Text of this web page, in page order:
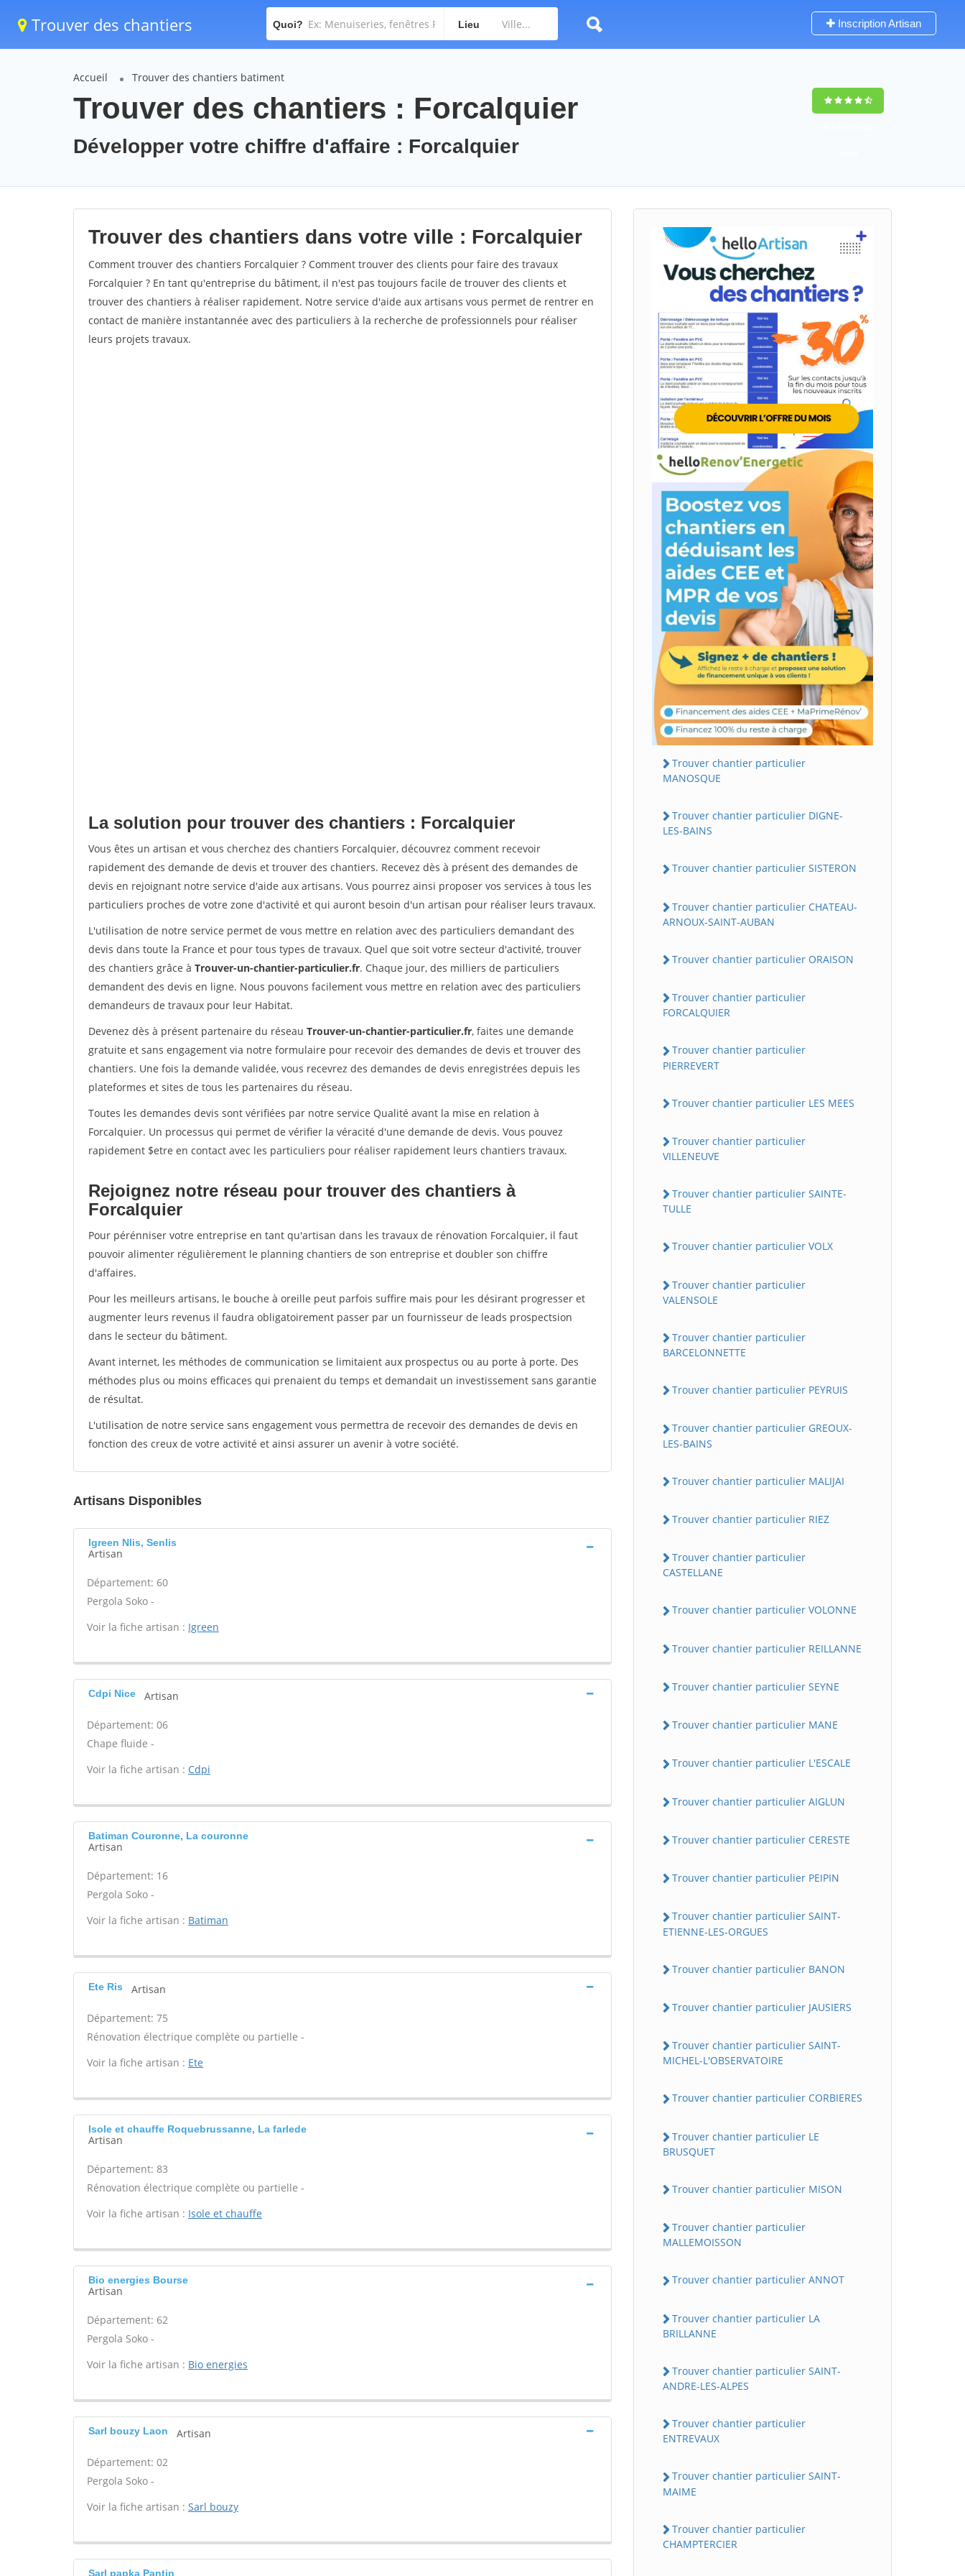
Trouver des chantiers Quoi? Lieu Inscription Artisan
Accueil Trouver des chantiers batiment
Trouver des chantiers : Forcalquier
Développer votre chiffre d'affaire : Forcalquier
Trouver des chantiers dans votre ville : Forcalquier
Comment trouver des chantiers Forcalquier ? Comment trouver des clients pour faire des travaux
Forcalquier ? En tant qu'entreprise du bâtiment, il n'est pas toujours facile de trouver des clients et
trouver des chantiers à réaliser rapidement. Notre service d'aide aux artisans vous permet de rentrer en
contact de manière instantannée avec des particuliers à la recherche de professionnels pour réaliser
leurs projets travaux.
La solution pour trouver des chantiers : Forcalquier
Vous êtes un artisan et vous cherchez des chantiers Forcalquier, découvrez comment recevoir
rapidement des demande de devis et trouver des chantiers. Recevez dès à présent des demandes de
devis en rejoignant notre service d'aide aux artisans. Vous pourrez ainsi proposer vos services à tous les
particuliers proches de votre zone d'activité et qui auront besoin d'un artisan pour réaliser leurs travaux.
L'utilisation de notre service permet de vous mettre en relation avec des particuliers demandant des
devis dans toute la France et pour tous types de travaux. Quel que soit votre secteur d'activité, trouver
des chantiers grâce à Trouver-un-chantier-particulier.fr. Chaque jour, des milliers de particuliers
demandent des devis en ligne. Nous pouvons facilement vous mettre en relation avec des particuliers
demandeurs de travaux pour leur Habitat.
Devenez dès à présent partenaire du réseau Trouver-un-chantier-particulier.fr, faites une demande
gratuite et sans engagement via notre formulaire pour recevoir des demandes de devis et trouver des
chantiers. Une fois la demande validée, vous recevrez des demandes de devis enregistrées depuis les
plateformes et sites de tous les partenaires du réseau.
Toutes les demandes devis sont vérifiées par notre service Qualité avant la mise en relation à
Forcalquier. Un processus qui permet de vérifier la véracité d'une demande de devis. Vous pouvez
rapidement $etre en contact avec les particuliers pour réaliser rapidement leurs chantiers travaux.
Rejoignez notre réseau pour trouver des chantiers à
Forcalquier
Pour pérénniser votre entreprise en tant qu'artisan dans les travaux de rénovation Forcalquier, il faut
pouvoir alimenter régulièrement le planning chantiers de son entreprise et doubler son chiffre
d'affaires.
Pour les meilleurs artisans, le bouche à oreille peut parfois suffire mais pour les désirant progresser et
augmenter leurs revenus il faudra obligatoirement passer par un fournisseur de leads prospectsion
dans le secteur du bâtiment.
Avant internet, les méthodes de communication se limitaient aux prospectus ou au porte à porte. Des
méthodes plus ou moins efficaces qui prenaient du temps et demandait un investissement sans garantie
de résultat.
L'utilisation de notre service sans engagement vous permettra de recevoir des demandes de devis en
fonction des creux de votre activité et ainsi assurer un avenir à votre société.
Artisans Disponibles
Igreen Nlis, Senlis
Artisan
Département: 60
Pergola Soko -
Voir la fiche artisan : Igreen
Cdpi Nice Artisan
Département: 06
Chape fluide -
Voir la fiche artisan : Cdpi
Batiman Couronne, La couronne
Artisan
Département: 16
Pergola Soko -
Voir la fiche artisan : Batiman
Ete Ris Artisan
Département: 75
Rénovation électrique complète ou partielle -
Voir la fiche artisan : Ete
Isole et chauffe Roquebrussanne, La farlede
Artisan
Département: 83
Rénovation électrique complète ou partielle -
Voir la fiche artisan : Isole et chauffe
Bio energies Bourse
Artisan
Département: 62
Pergola Soko -
Voir la fiche artisan : Bio energies
Sarl bouzy Laon Artisan
Département: 02
Pergola Soko -
Voir la fiche artisan : Sarl bouzy
Sarl papka Pantin
Trouver chantier particulier
MANOSQUE
Trouver chantier particulier DIGNE-
LES-BAINS
Trouver chantier particulier SISTERON
Trouver chantier particulier CHATEAU-
ARNOUX-SAINT-AUBAN
Trouver chantier particulier ORAISON
Trouver chantier particulier
FORCALQUIER
Trouver chantier particulier
PIERREVERT
Trouver chantier particulier LES MEES
Trouver chantier particulier
VILLENEUVE
Trouver chantier particulier SAINTE-
TULLE
Trouver chantier particulier VOLX
Trouver chantier particulier
VALENSOLE
Trouver chantier particulier
BARCELONNETTE
Trouver chantier particulier PEYRUIS
Trouver chantier particulier GREOUX-
LES-BAINS
Trouver chantier particulier MALIJAI
Trouver chantier particulier RIEZ
Trouver chantier particulier
CASTELLANE
Trouver chantier particulier VOLONNE
Trouver chantier particulier REILLANNE
Trouver chantier particulier SEYNE
Trouver chantier particulier MANE
Trouver chantier particulier L'ESCALE
Trouver chantier particulier AIGLUN
Trouver chantier particulier CERESTE
Trouver chantier particulier PEIPIN
Trouver chantier particulier SAINT-
ETIENNE-LES-ORGUES
Trouver chantier particulier BANON
Trouver chantier particulier JAUSIERS
Trouver chantier particulier SAINT-
MICHEL-L'OBSERVATOIRE
Trouver chantier particulier CORBIERES
Trouver chantier particulier LE
BRUSQUET
Trouver chantier particulier MISON
Trouver chantier particulier
MALLEMOISSON
Trouver chantier particulier ANNOT
Trouver chantier particulier LA
BRILLANNE
Trouver chantier particulier SAINT-
ANDRE-LES-ALPES
Trouver chantier particulier
ENTREVAUX
Trouver chantier particulier SAINT-
MAIME
Trouver chantier particulier
CHAMPTERCIER